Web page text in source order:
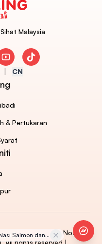
Malaysia
YoutubeTikTok
CN
& Pertukaran
BERHAD [Reg. No.
All rights reserved |
Nasi Salmon dan